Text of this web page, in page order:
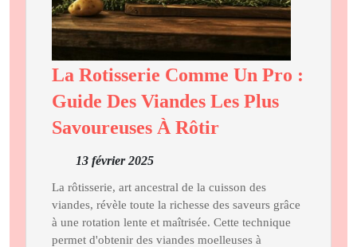
La Rotisserie Comme Un Pro :
Guide Des Viandes Les Plus
Savoureuses À RôtirLa
Un
Pro
:
13 février 202513
2025
La rôtisserie, art ancestral de la cuisson des
viandes, révèle toute la richesse des saveurs grâce
à une rotation lente et maîtrisée. Cette technique
permet d'obtenir des viandes moelleuses à